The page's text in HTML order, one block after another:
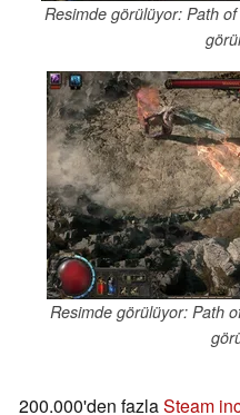
Resimde görülüyor: Path
Resimde görülüyor: Path
200.000'den fazlaSteam